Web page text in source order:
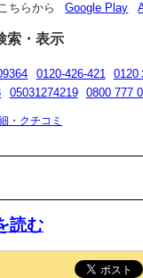
ちらから Google Play
索・表示
0120-426-421
0120
05031274219
0800 777
・クチコミ
読む